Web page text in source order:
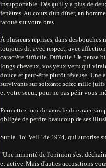
insupportable. Dès qu'il y a plus de
fenêtres. Au cours d'un dîner, un
tatoué sur votre bras.
À plusieurs reprises, dans des bouches
toujours dit avec respect, avec
caractère difficile. Difficile ! Je pense
longs cheveux, vos yeux verts qui
douce et peut-être plutôt rêveuse. Une
survivants sur soixante seize mille juifs
et votre soeur, pour ne pas périr vous-
Permettez-moi de vous le dire avec
obligée de perdre beaucoup de ses
Sur la "loi Veil" de 1974, qui autorise
"Une minorité de l'opinion s'est
et active. Mais d'autres accusations